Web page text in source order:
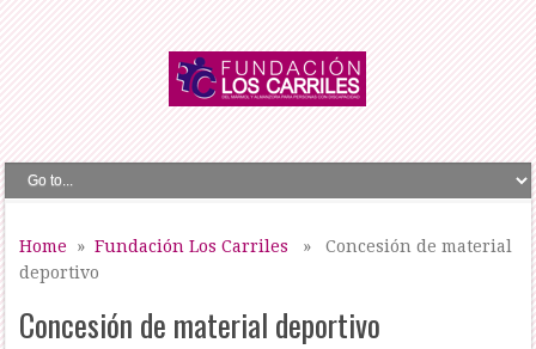
Home »Fundación Los Carriles » Concesión de material
deportivo
Concesión de material deportivo